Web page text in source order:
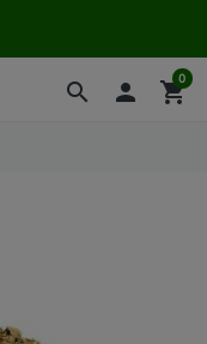
search  shopping_cart
0